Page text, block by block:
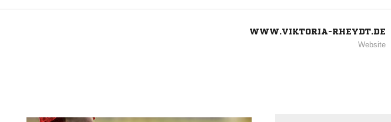
WWW.VIKTORIA-RHEYDT.DE
Website